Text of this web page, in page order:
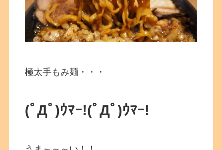
極太手もみ麺・・・
(ﾟДﾟ)ｳﾏｰ!(ﾟДﾟ)ｳﾏｰ!